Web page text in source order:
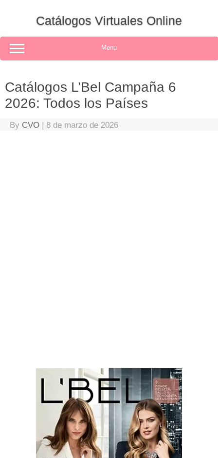
Catálogos Virtuales Online
Menu
Catálogos L’Bel Campaña 6
2026: Todos los Países
By CVO | 8 de marzo de 2026